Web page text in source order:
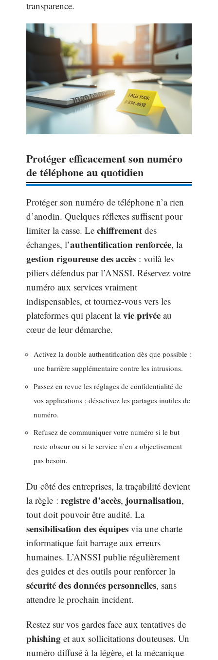
transparence.
Protéger efficacement son numéro
de téléphone au quotidien
Protéger son numéro de téléphone n’a rien
d’anodin. Quelques réflexes suffisent pour
limiter la casse. Le chiffrement des
échanges, l’authentification renforcée, la
gestion rigoureuse des accès : voilà les
piliers défendus par l’ANSSI. Réservez votre
numéro aux services vraiment
indispensables, et tournez-vous vers les
plateformes qui placent lavie privée au
cœur de leur démarche.
Activez la double authentification dès que possible :
une barrière supplémentaire contre les intrusions.
Passez en revue les réglages de confidentialité de
vos applications : désactivez les partages inutiles de
numéro.
Refusez de communiquer votre numéro si le but
reste obscur ou si le service n’en a objectivement
pas besoin.
Du côté des entreprises, la traçabilité devient
la règle : registre d’accès, journalisation,
tout doit pouvoir être audité. La
sensibilisation des équipes via une charte
informatique fait barrage aux erreurs
humaines. L’ANSSI publie régulièrement
des guides et des outils pour renforcer la
sécurité des données personnelles, sans
attendre le prochain incident.
Restez sur vos gardes face aux tentatives de
phishing et aux sollicitations douteuses. Un
numéro diffusé à la légère, et la mécanique